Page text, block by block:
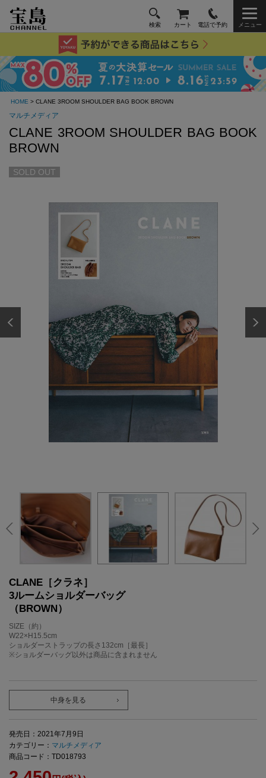
検索 カート 電話で予約 メニュー
HOME > CLANE 3ROOM SHOULDER BAG BOOK BROWN
マルチメディア
CLANE 3ROOM SHOULDER BAG BOOK
BROWN
SOLD OUT
CLANE［クラネ］
3ルームショルダーバッグ
（BROWN）
SIZE（約）
W22×H15.5cm
ショルダーストラップの長さ132cm［最長］
※ショルダーバッグ以外は商品に含まれません
中身を見る
発売日：2021年7月9日
カテゴリー： マルチメディア
商品コード：TD018793